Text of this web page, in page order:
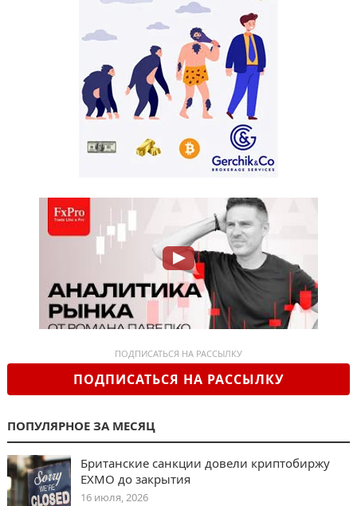
ПОДПИСАТЬСЯ НА РАССЫЛКУ
ПОДПИСАТЬСЯ НА РАССЫЛКУ
ПОПУЛЯРНОЕ ЗА МЕСЯЦ
Британские санкции довели криптобиржу
EXMO до закрытия
16 июля, 2026